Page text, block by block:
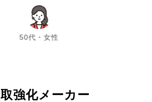
50代・女性
chevron_left chevron_right
強化メーカー